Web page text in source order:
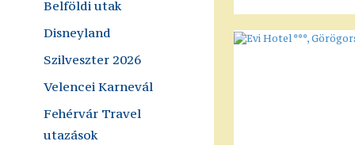
Belföldi utak
Disneyland
Szilveszter 2026
Velencei Karnevál
Fehérvár Travel
utazások